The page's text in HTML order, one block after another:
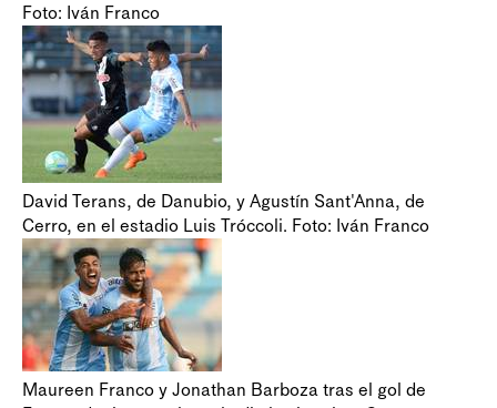
Foto: Iván Franco
David Terans, de Danubio, y Agustín Sant'Anna, de
Cerro, en el estadio Luis Tróccoli. Foto: Iván Franco
Maureen Franco y Jonathan Barboza tras el gol de